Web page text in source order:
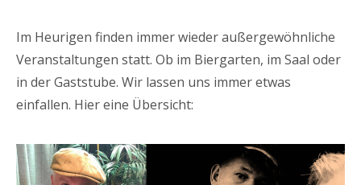
Im Heurigen finden immer wieder außergewöhnliche
Veranstaltungen statt. Ob im Biergarten, im Saal oder
in der Gaststube. Wir lassen uns immer etwas
einfallen. Hier eine Übersicht: